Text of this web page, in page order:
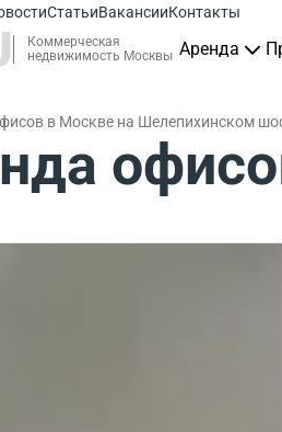
СтатьиВакансииКонтакты
Коммерческая
недвижимость Москвы Аренда
в Москве на Шелепихинском